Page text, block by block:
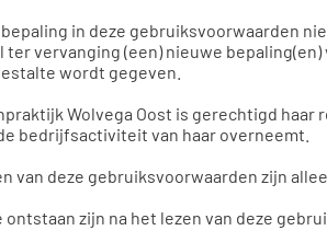
in deze gebruiksvoorwaarden
ter vervanging (een) nieuwe
wordt gegeven.
Wolvega Oost is gerechtigd
bedrijfsactiviteit van haar overneemt.
van deze gebruiksvoorwaarden zijn
ontstaan zijn na het lezen van deze